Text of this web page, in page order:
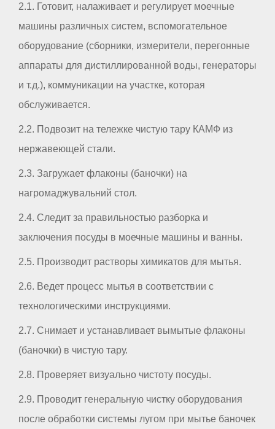
2.1. Готовит, налаживает и регулирует моечные
машины различных систем, вспомогательное
оборудование (сборники, измерители, перегонные
аппараты для дистиллированной воды, генераторы
и т.д.), коммуникации на участке, которая
обслуживается.
2.2. Подвозит на тележке чистую тару КАМФ из
нержавеющей стали.
2.3. Загружает флаконы (баночки) на
нагромаджувальний стол.
2.4. Следит за правильностью разборка и
заключения посуды в моечные машины и ванны.
2.5. Производит растворы химикатов для мытья.
2.6. Ведет процесс мытья в соответствии с
технологическими инструкциями.
2.7. Снимает и устанавливает вымытые флаконы
(баночки) в чистую тару.
2.8. Проверяет визуально чистоту посуды.
2.9. Проводит генеральную чистку оборудования
после обработки системы лугом при мытье баночек